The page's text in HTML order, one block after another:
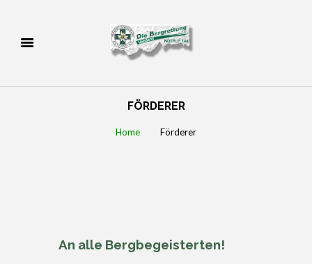
FÖRDERER
Home Förderer
An alle Bergbegeisterten!